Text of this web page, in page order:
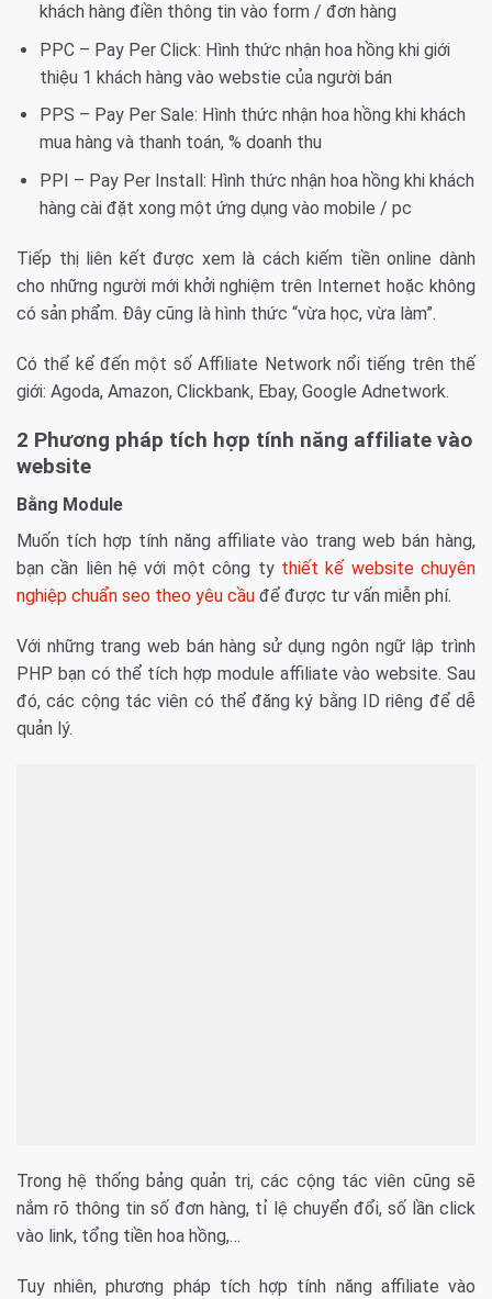
khách hàng điền thông tin vào form / đơn hàng
PPC – Pay Per Click: Hình thức nhận hoa hồng khi giới
thiệu 1 khách hàng vào webstie của người bán
PPS – Pay Per Sale: Hình thức nhận hoa hồng khi khách
mua hàng và thanh toán, % doanh thu
PPI – Pay Per Install: Hình thức nhận hoa hồng khi khách
hàng cài đặt xong một ứng dụng vào mobile / pc
Tiếp thị liên kết được xem là cách kiếm tiền online dành
cho những người mới khởi nghiệm trên Internet hoặc không
có sản phẩm. Đây cũng là hình thức “vừa học, vừa làm”.
Có thể kể đến một số Affiliate Network nổi tiếng trên thế
giới: Agoda, Amazon, Clickbank, Ebay, Google Adnetwork.
2 Phương pháp tích hợp tính năng affiliate vào
website
Bằng Module
Muốn tích hợp tính năng affiliate vào trang web bán hàng,
bạn cần liên hệ với một công ty thiết kế website chuyên
nghiệp chuẩn seo theo yêu cầu để được tư vấn miễn phí.
Với những trang web bán hàng sử dụng ngôn ngữ lập trình
PHP bạn có thể tích hợp module affiliate vào website. Sau
đó, các cộng tác viên có thể đăng ký bằng ID riêng để dễ
quản lý.
Trong hệ thống bảng quản trị, các cộng tác viên cũng sẽ
nắm rõ thông tin số đơn hàng, tỉ lệ chuyển đổi, số lần click
vào link, tổng tiền hoa hồng,…
Tuy nhiên, phương pháp tích hợp tính năng affiliate vào